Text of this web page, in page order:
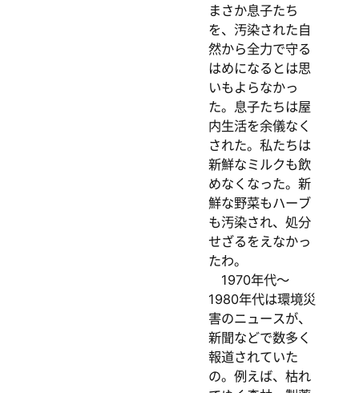
まさか息子たち
を、汚染された自
然から全力で守る
はめになるとは思
いもよらなかっ
た。息子たちは屋
内生活を余儀なく
された。私たちは
新鮮なミルクも飲
めなくなった。新
鮮な野菜もハーブ
も汚染され、処分
せざるをえなかっ
たわ。
1970年代～
1980年代は環境災
害のニュースが、
新聞などで数多く
報道されていた
の。例えば、枯れ